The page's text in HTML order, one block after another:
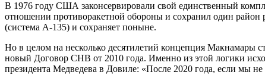
В 1976 году США законсервировали свой единственный
отношении противоракетной обороны и сохранил один
(система А-135) и сохраняет поныне.
Но в целом на несколько десятилетий концепция
новый Договор СНВ от 2010 года. Именно из этой логики
президента Медведева в Довиле: «После 2020 года, если мы